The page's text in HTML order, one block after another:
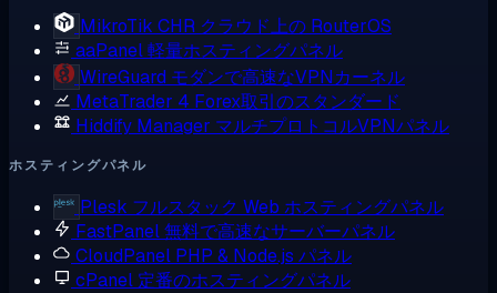
MikroTik CHR クラウド上の RouterOS
aaPanel軽量ホスティングパネル
WireGuard モダンで高速なVPNカーネル
MetaTrader 4 Forex取引のスタンダード
Hiddify Manager マルチプロトコルVPNパネル
ホスティングパネル
Plesk フルスタック Web ホスティングパネル
FastPanel無料で高速なサーバーパネル
CloudPanel PHP & Node.js パネル
cPanel 定番のホスティングパネル